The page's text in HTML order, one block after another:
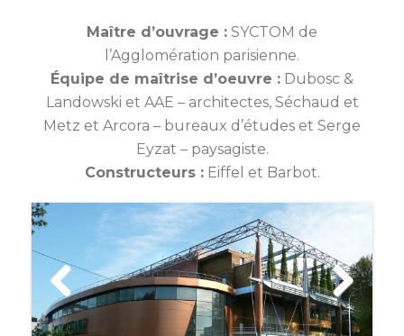
Maître d’ouvrage : SYCTOM de
l’Agglomération parisienne.
Équipe de maîtrise d’oeuvre : Dubosc &
Landowski et AAE – architectes, Séchaud et
Metz et Arcora – bureaux d’études et Serge
Eyzat – paysagiste.
Constructeurs :Eiffel et Barbot.
Previ
ous
Next